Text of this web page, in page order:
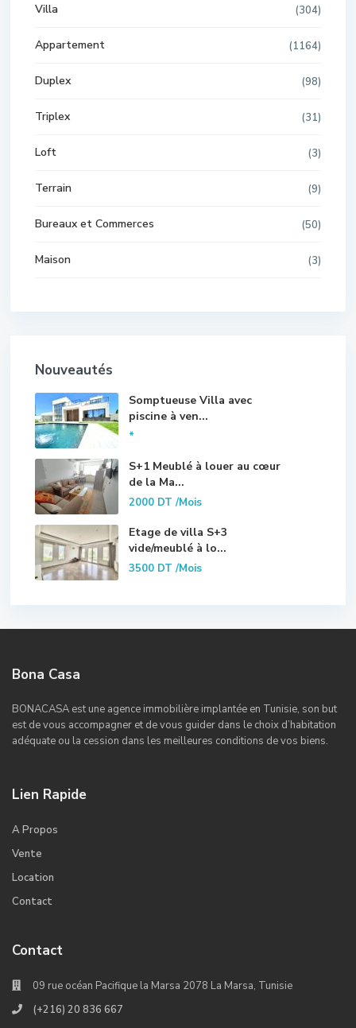
Villa (304)
Appartement (1164)
Duplex (98)
Triplex (31)
Loft (3)
Terrain (9)
Bureaux et Commerces (50)
Maison (3)
Nouveautés
Somptueuse Villa avec
piscine à ven...
*
S+1 Meublé à louer au cœur
de la Ma...
2000 DT/Mois
Etage de villa S+3
vide/meublé à lo...
3500 DT/Mois
Bona Casa
BONACASA est une agence immobilière implantée en Tunisie, son but
est de vous accompagner et de vous guider dans le choix d’habitation
adéquate ou la cession dans les meilleures conditions de vos biens.
Lien Rapide
A Propos
Vente
Location
Contact
Contact
09 rue océan Pacifique la Marsa 2078 La Marsa, Tunisie
(+216) 20 836 667